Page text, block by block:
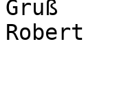
Gruß
Robert